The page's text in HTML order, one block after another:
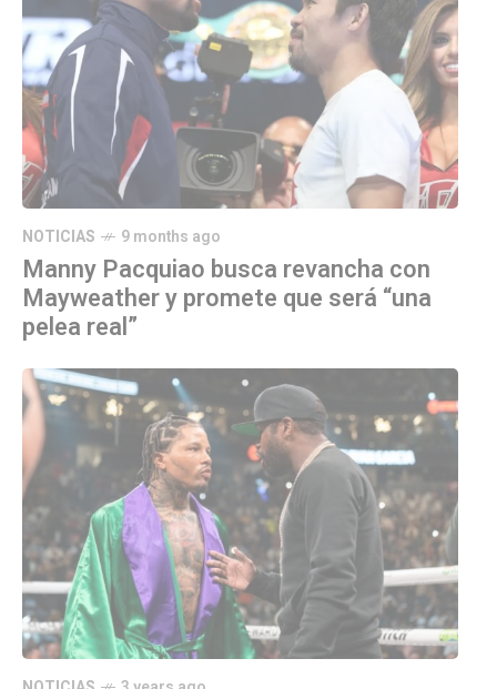
NOTICIAS 9 months ago
Manny Pacquiao busca revancha con
Mayweather y promete que será “una
pelea real”